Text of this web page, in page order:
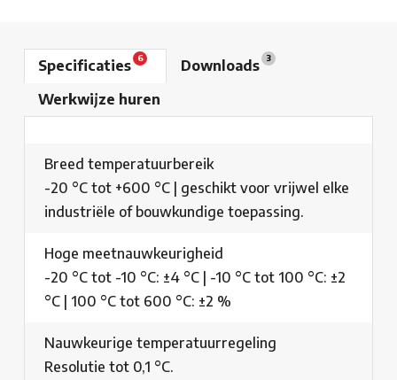
Specificaties 6 Downloads 3
Werkwijze huren
Breed temperatuurbereik
-20 °C tot +600 °C | geschikt voor vrijwel elke
industriële of bouwkundige toepassing.
Hoge meetnauwkeurigheid
-20 °C tot -10 °C: ±4 °C | -10 °C tot 100 °C: ±2
°C | 100 °C tot 600 °C: ±2 %
Nauwkeurige temperatuurregeling
Resolutie tot 0,1 °C.